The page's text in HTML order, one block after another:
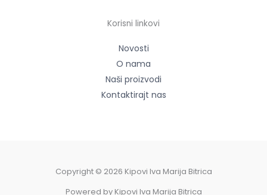
o
f
Korisni linkovi
Novosti
O nama
Naši proizvodi
Kontaktirajt nas
Copyright © 2026 Kipovi Iva Marija Bitrica
Powered by Kipovi Iva Marija Bitrica